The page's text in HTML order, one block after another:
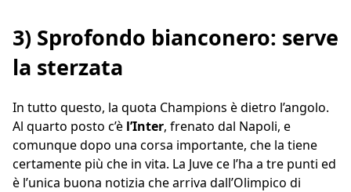
3) Sprofondo bianconero: serve
la sterzata
In tutto questo, la quota Champions è dietro l’angolo.
Al quarto posto c’è l’Inter, frenato dal Napoli, e
comunque dopo una corsa importante, che la tiene
certamente più che in vita. La Juve ce l’ha a tre punti ed
è l’unica buona notizia che arriva dall’Olimpico di